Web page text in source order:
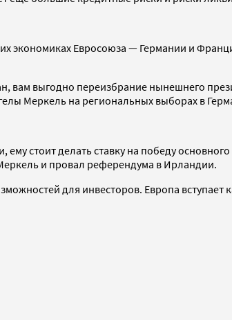
экономиках Евросоюза — Германии и
вам выгодно переизбрание нынешнего
Меркель на региональных выборах в
стоит делать ставку на победу
и провал референдума в Ирландии.
для инвесторов. Европа вступает